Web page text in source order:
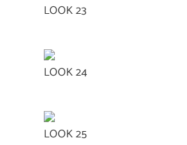
LOOK 23
LOOK 24
LOOK 25